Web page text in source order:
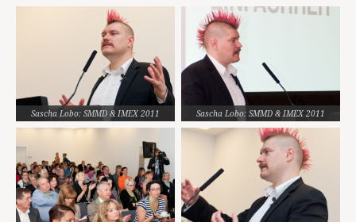
Sascha Lobo: SMMD & IMEX 2011 Sascha Lobo: SMMD & IMEX 2011